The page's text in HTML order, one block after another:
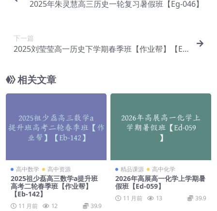
2025年朱灵慧高三历史一轮复习暑假班【Eg-046】
下一篇
2025刘莹莹高一历史下学期春季班【作业帮】【Eg
相关文章
高中数学 高中资源
2025祖少磊高三数学a提升班
高考二轮春季班【作业帮】
【Eb-142】
11 月前 12 39.9
精品课源 高中化学
2026年高展高一化学上学期暑
假班【Ed-059】
11 月前 13 39.9